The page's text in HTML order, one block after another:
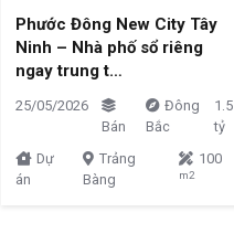
Phước Đông New City Tây
Ninh – Nhà phố sổ riêng
ngay trung t…
25/05/2026
Bán
Đông
Bắc
1.5
tỷ
Dự
án
Trảng
Bàng
100
m2